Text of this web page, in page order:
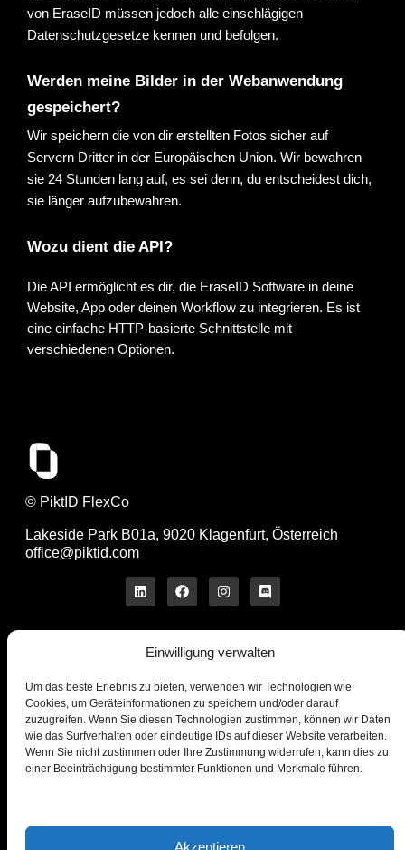
Einwilligung verwalten
Um das beste Erlebnis zu bieten, verwenden wir Technologien wie
Cookies, um Geräteinformationen zu speichern und/oder darauf
zuzugreifen. Wenn Sie diesen Technologien zustimmen, können wir Daten
wie das Surfverhalten oder eindeutige IDs auf dieser Website verarbeiten.
Wenn Sie nicht zustimmen oder Ihre Zustimmung widerrufen, kann dies zu
einer Beeinträchtigung bestimmter Funktionen und Merkmale führen.
Akzeptieren
von EraseID müssen jedoch alle einschlägigen
Datenschutzgesetze kennen und befolgen.
Werden meine Bilder in der Webanwendung
gespeichert?
Wir speichern die von dir erstellten Fotos sicher auf
Servern Dritter in der Europäischen Union. Wir bewahren
sie 24 Stunden lang auf, es sei denn, du entscheidest dich,
sie länger aufzubewahren.
Wozu dient die API?
Die API ermöglicht es dir, die EraseID Software in deine
Website, App oder deinen Workflow zu integrieren. Es ist
eine einfache HTTP-basierte Schnittstelle mit
verschiedenen Optionen.
© PiktID FlexCo
Lakeside Park B01a, 9020 Klagenfurt, Österreich
office@piktid.com
Rechtliches
Allgemeine
Nutzungsbedingungen
Datenschutzbestimmungen
Cookies
Unternehmen Produkt